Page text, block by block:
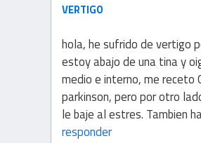
VERTIGO
hola, he sufrido de vertigo
estoy abajo de una tina y
medio e interno, me receto
parkinson, pero por otro
le baje al estres. Tambien
responder